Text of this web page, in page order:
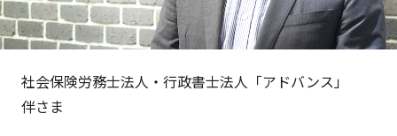
社会保険労務士法人・行政書士法人「アドバンス」
伴さま